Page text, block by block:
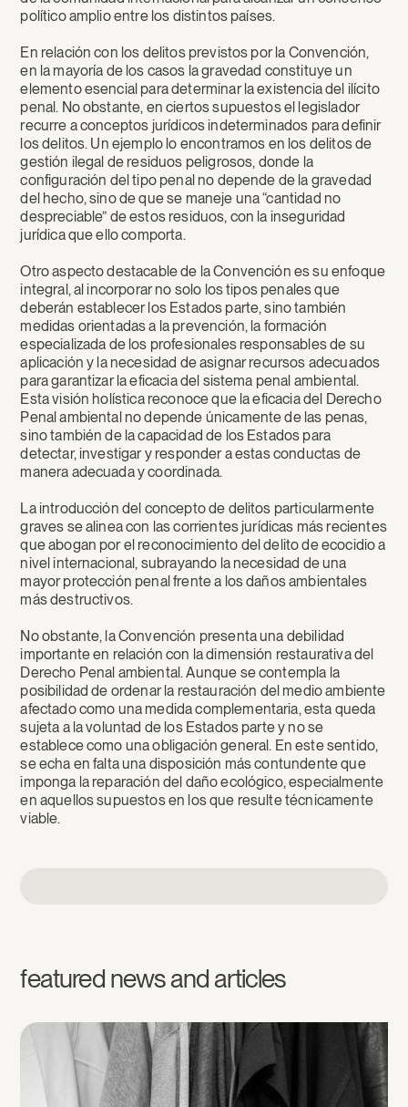
político amplio entre los distintos países.
En relación con los delitos previstos por la Convención,
en la mayoría de los casos la gravedad constituye un
elemento esencial para determinar la existencia del ilícito
penal. No obstante, en ciertos supuestos el legislador
recurre a conceptos jurídicos indeterminados para definir
los delitos. Un ejemplo lo encontramos en los delitos de
gestión ilegal de residuos peligrosos, donde la
configuración del tipo penal no depende de la gravedad
del hecho, sino de que se maneje una “cantidad no
despreciable” de estos residuos, con la inseguridad
jurídica que ello comporta.
Otro aspecto destacable de la Convención es su enfoque
integral, al incorporar no solo los tipos penales que
deberán establecer los Estados parte, sino también
medidas orientadas a la prevención, la formación
especializada de los profesionales responsables de su
aplicación y la necesidad de asignar recursos adecuados
para garantizar la eficacia del sistema penal ambiental.
Esta visión holística reconoce que la eficacia del Derecho
Penal ambiental no depende únicamente de las penas,
sino también de la capacidad de los Estados para
detectar, investigar y responder a estas conductas de
manera adecuada y coordinada.
La introducción del concepto de delitos particularmente
graves se alinea con las corrientes jurídicas más recientes
que abogan por el reconocimiento del delito de ecocidio a
nivel internacional, subrayando la necesidad de una
mayor protección penal frente a los daños ambientales
más destructivos.
No obstante, la Convención presenta una debilidad
importante en relación con la dimensión restaurativa del
Derecho Penal ambiental. Aunque se contempla la
posibilidad de ordenar la restauración del medio ambiente
afectado como una medida complementaria, esta queda
sujeta a la voluntad de los Estados parte y no se
establece como una obligación general. En este sentido,
se echa en falta una disposición más contundente que
imponga la reparación del daño ecológico, especialmente
en aquellos supuestos en los que resulte técnicamente
viable.
featured news and articles